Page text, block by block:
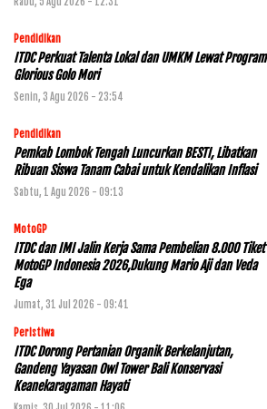
Pendidikan
ITDC Perkuat Talenta Lokal dan UMKM Lewat Program
Glorious Golo Mori
Senin, 3 Agu 2026 - 23:54
Pendidikan
Pemkab Lombok Tengah Luncurkan BESTI, Libatkan
Ribuan Siswa Tanam Cabai untuk Kendalikan Inflasi
Sabtu, 1 Agu 2026 - 09:13
MotoGP
ITDC dan IMI Jalin Kerja Sama Pembelian 8.000 Tiket
MotoGP Indonesia 2026,Dukung Mario Aji dan Veda
Ega
Jumat, 31 Jul 2026 - 09:41
Peristiwa
ITDC Dorong Pertanian Organik Berkelanjutan,
Gandeng Yayasan Owl Tower Bali Konservasi
Keanekaragaman Hayati